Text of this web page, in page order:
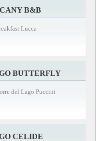
B&B
Lucca
BUTTERFLY
del Lago Puccini
CELIDE